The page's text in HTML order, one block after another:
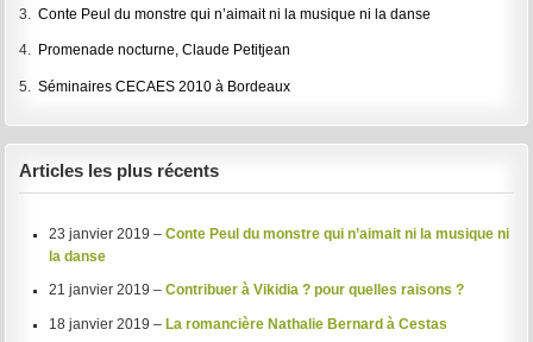
3.Conte Peul du monstre qui n’aimait ni la musique ni la danse
4. Promenade nocturne, Claude Petitjean
5.Séminaires CECAES 2010 à Bordeaux
Articles les plus récents
23 janvier 2019 – Conte Peul du monstre qui n’aimait ni la musique ni
la danse
21 janvier 2019 – Contribuer à Vikidia ? pour quelles raisons ?
18 janvier 2019 – La romancière Nathalie Bernard à Cestas